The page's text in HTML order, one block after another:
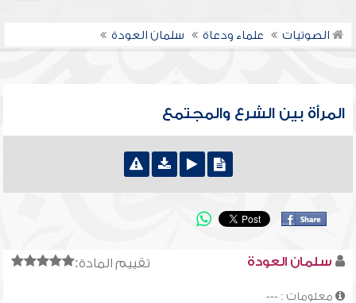
الصوتيات علماء ودعاة سلمان العودة
المرأة بين الشرع والمجتمع
تقييم المادة: سلمان العودة
معلومات : ---